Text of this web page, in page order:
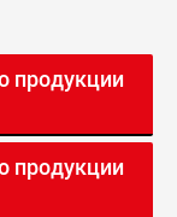
продукции
продукции